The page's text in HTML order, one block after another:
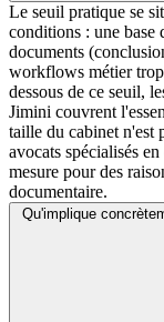
Le seuil pratique se
conditions : une base
documents
workflows métier
dessous de ce seuil,
Jimini couvrent
taille du cabinet n'est
avocats spécialisés
mesure pour des
documentaire.
Qu'implique